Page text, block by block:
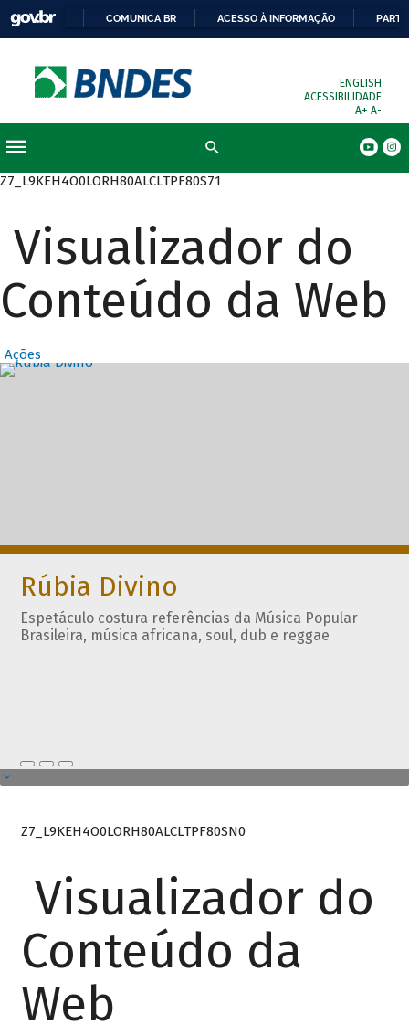
COMUNICA BR ACESSO À INFORMAÇÃO
ENGLISH
ACESSIBILIDADE
A+ A-
Z7_L9KEH4O0LORH80ALCLTPF80S71
Visualizador do
Conteúdo da Web
Ações
Destaques
Rúbia Divino
Espetáculo costura referências da Música Popular
Brasileira, música africana, soul, dub e reggae
Z7_L9KEH4O0LORH80ALCLTPF80SN0
Visualizador do
Conteúdo da
Web